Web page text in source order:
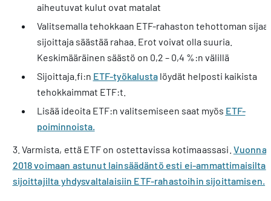
aiheutuvat kulut ovat matalat
Valitsemalla tehokkaan ETF-rahaston tehottoman
sijoittaja säästää rahaa. Erot voivat olla suuria.
Keskimääräinen säästö on 0,2 – 0,4 %:n välillä
Sijoittaja.fi:n ETF-työkalustalöydät helposti kaikista
tehokkaimmat ETF:t.
Lisää ideoita ETF:n valitsemiseen saat myös ETF-
poiminnoista.
3. Varmista, että ETF on ostettavissa kotimaassasi. Vuonna
2018 voimaan astunut lainsäädäntö esti ei-ammattimaisilta
sijoittajilta yhdysvaltalaisiin ETF-rahastoihin sijoittamisen.